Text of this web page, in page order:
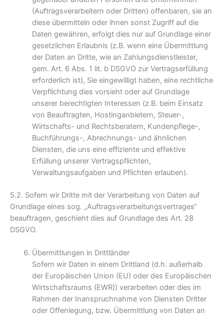
(Auftragsverarbeitern oder Dritten) offenbaren, sie an
diese übermitteln oder ihnen sonst Zugriff auf die
Daten gewähren, erfolgt dies nur auf Grundlage einer
gesetzlichen Erlaubnis (z.B. wenn eine Übermittlung
der Daten an Dritte, wie an Zahlungsdienstleister,
gem. Art. 6 Abs. 1 lit. b DSGVO zur Vertragserfüllung
erforderlich ist), Sie eingewilligt haben, eine rechtliche
Verpflichtung dies vorsieht oder auf Grundlage
unserer berechtigten Interessen (z.B. beim Einsatz
von Beauftragten, Hostinganbietern, Steuer-,
Wirtschafts- und Rechtsberatern, Kundenpflege-,
Buchführungs-, Abrechnungs- und ähnlichen
Diensten, die uns eine effiziente und effektive
Erfüllung unserer Vertragspflichten,
Verwaltungsaufgaben und Pflichten erlauben).
5.2. Sofern wir Dritte mit der Verarbeitung von Daten auf
Grundlage eines sog. „Auftragsverarbeitungsvertrages“
beauftragen, geschieht dies auf Grundlage des Art. 28
DSGVO.
Übermittlungen in Drittländer
Sofern wir Daten in einem Drittland (d.h. außerhalb
der Europäischen Union (EU) oder des Europäischen
Wirtschaftsraums (EWR)) verarbeiten oder dies im
Rahmen der Inanspruchnahme von Diensten Dritter
oder Offenlegung, bzw. Übermittlung von Daten an